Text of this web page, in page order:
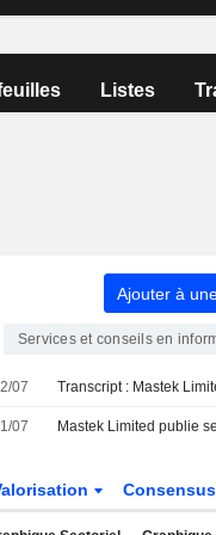
Listes
Ajouter à
Services et conseils en
07
07
Consensus